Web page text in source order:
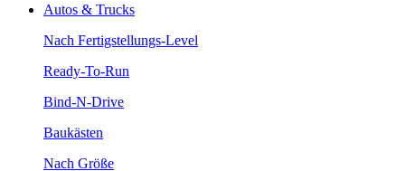
Autos & Trucks
Nach Fertigstellungs-Level
Ready-To-Run
Bind-N-Drive
Baukästen
Nach Größe